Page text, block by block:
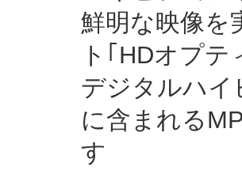
鮮明な映像を
ト｢HDオプ
デジタルハイ
に含まれる
す